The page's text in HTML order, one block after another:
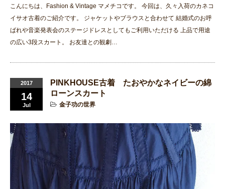
こんにちは、Fashion & Vintage マメチコです。 今回は、久々入荷のカネコ
イサオ古着のご紹介です。 ジャケットやブラウスと合わせて 結婚式のお呼
ばれや音楽発表会のステージドレスとしてもご利用いただける 上品で用途
の広い3段スカート。 お友達との観劇…
2017
14
Jul
PINKHOUSE古着 たおやかなネイビーの綿
ローンスカート
金子功の世界